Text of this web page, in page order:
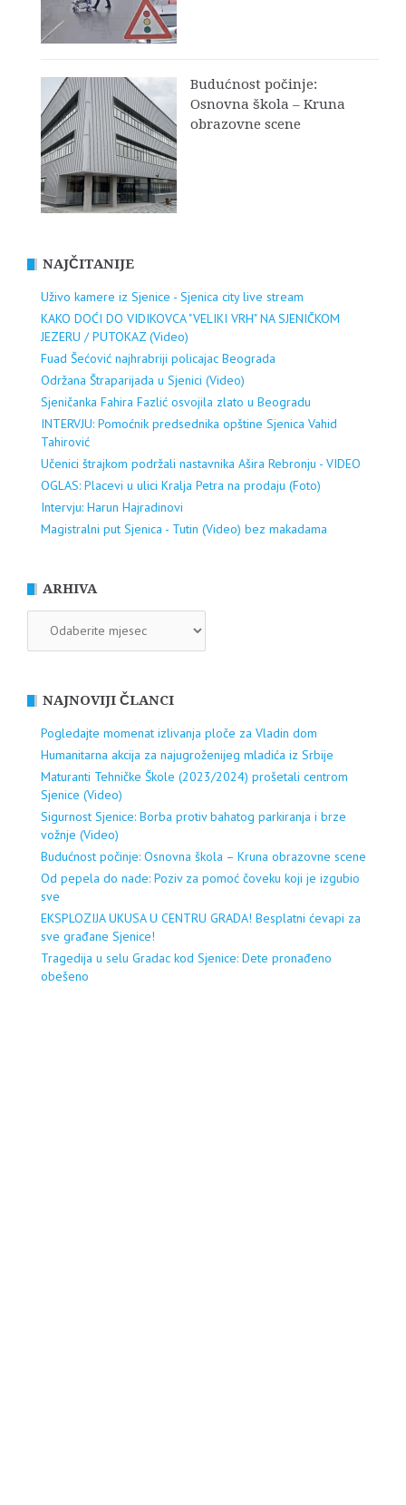
Budućnost počinje:
Osnovna škola – Kruna
obrazovne scene
NAJČITANIJE
Uživo kamere iz Sjenice - Sjenica city live stream
KAKO DOĆI DO VIDIKOVCA "VELIKI VRH" NA SJENIČKOM
JEZERU / PUTOKAZ (Video)
Fuad Šećović najhrabriji policajac Beograda
Održana Štraparijada u Sjenici (Video)
Sjeničanka Fahira Fazlić osvojila zlato u Beogradu
INTERVJU: Pomoćnik predsednika opštine Sjenica Vahid
Tahirović
Učenici štrajkom podržali nastavnika Ašira Rebronju - VIDEO
OGLAS: Placevi u ulici Kralja Petra na prodaju (Foto)
Intervju: Harun Hajradinovi
Magistralni put Sjenica - Tutin (Video) bez makadama
ARHIVA
NAJNOVIJI ČLANCI
Pogledajte momenat izlivanja ploče za Vladin dom
Humanitarna akcija za najugroženijeg mladića iz Srbije
Maturanti Tehničke Škole (2023/2024) prošetali centrom
Sjenice (Video)
Sigurnost Sjenice: Borba protiv bahatog parkiranja i brze
vožnje (Video)
Budućnost počinje: Osnovna škola – Kruna obrazovne scene
Od pepela do nade: Poziv za pomoć čoveku koji je izgubio
sve
EKSPLOZIJA UKUSA U CENTRU GRADA! Besplatni ćevapi za
sve građane Sjenice!
Tragedija u selu Gradac kod Sjenice: Dete pronađeno
obešeno